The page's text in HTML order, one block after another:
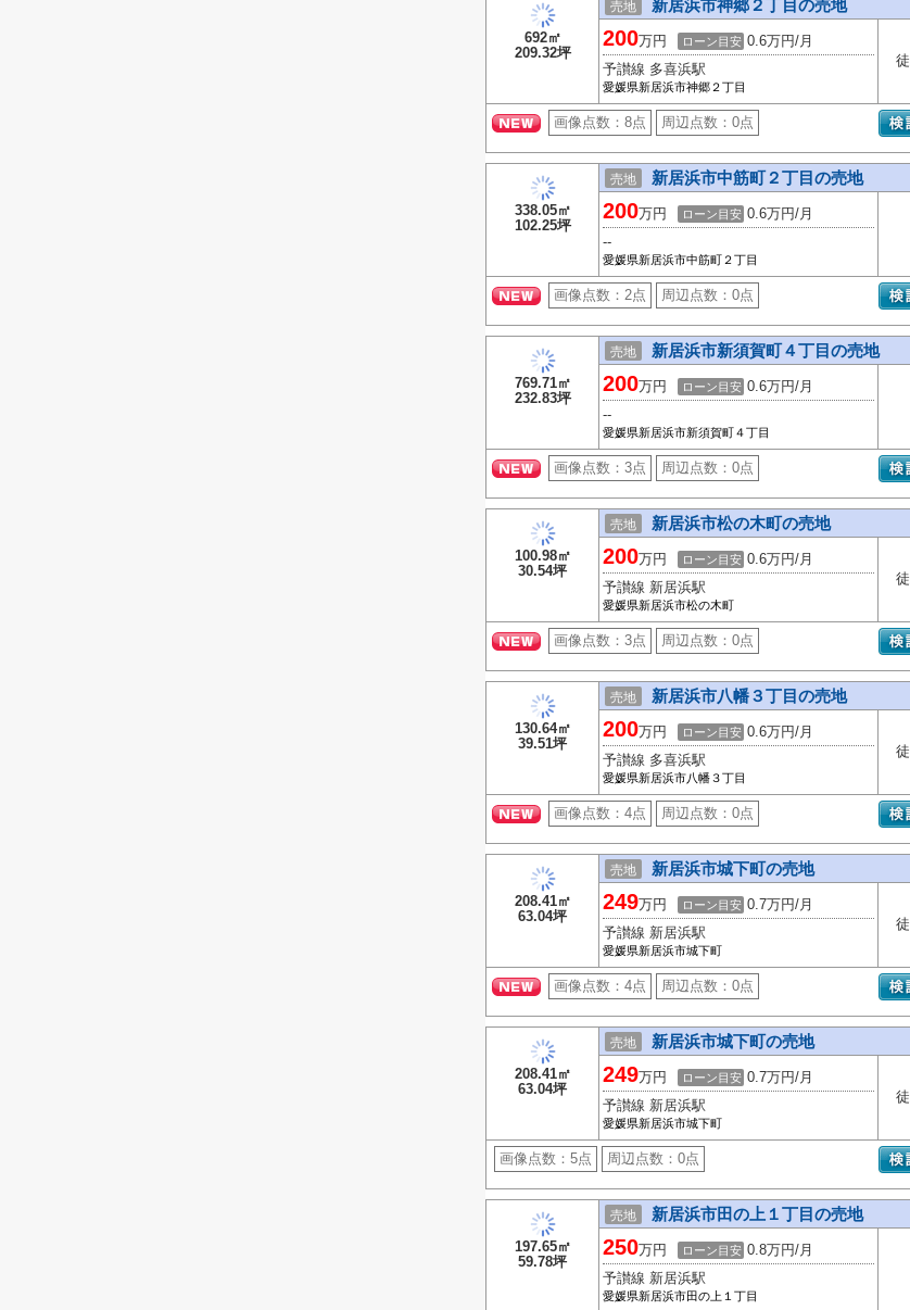
692㎡
209.32坪
売地 新居浜市神郷２丁目の売地
200万円 ローン目安 0.6万円/月
予讃線 多喜浜駅
愛媛県新居浜市神郷２丁目
画像点数： 8点 周辺点数： 0点
338.05㎡
102.25坪
売地 新居浜市中筋町２丁目の売地
200万円 ローン目安 0.6万円/月
--
愛媛県新居浜市中筋町２丁目
画像点数： 2点 周辺点数： 0点
769.71㎡
232.83坪
売地 新居浜市新須賀町４丁目の売地
200万円 ローン目安 0.6万円/月
--
愛媛県新居浜市新須賀町４丁目
画像点数： 3点 周辺点数： 0点
100.98㎡
30.54坪
売地 新居浜市松の木町の売地
200万円 ローン目安 0.6万円/月
予讃線 新居浜駅
愛媛県新居浜市松の木町
画像点数： 3点 周辺点数： 0点
130.64㎡
39.51坪
売地 新居浜市八幡３丁目の売地
200万円 ローン目安 0.6万円/月
予讃線 多喜浜駅
愛媛県新居浜市八幡３丁目
画像点数： 4点 周辺点数： 0点
208.41㎡
63.04坪
売地 新居浜市城下町の売地
249万円 ローン目安 0.7万円/月
予讃線 新居浜駅
愛媛県新居浜市城下町
画像点数： 4点 周辺点数： 0点
208.41㎡
63.04坪
売地 新居浜市城下町の売地
249万円 ローン目安 0.7万円/月
予讃線 新居浜駅
愛媛県新居浜市城下町
画像点数： 5点 周辺点数： 0点
197.65㎡
59.78坪
売地 新居浜市田の上１丁目の売地
250万円 ローン目安 0.8万円/月
予讃線 新居浜駅
愛媛県新居浜市田の上１丁目